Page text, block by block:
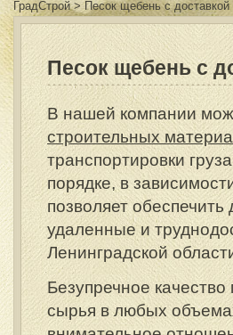
ГрадСтрой> Песок щебень с
Песок щебень с
В нашей компании
строительных
транспортировки
порядке, в
позволяет
удаленные и
Ленинградской
Безупречное
сырья в любых